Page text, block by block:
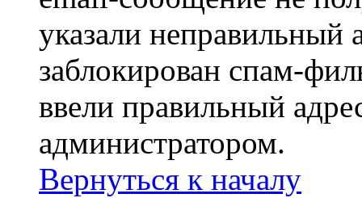
указали неправильный
заблокирован спам-
ввели правильный
администратором.
Вернуться к началу